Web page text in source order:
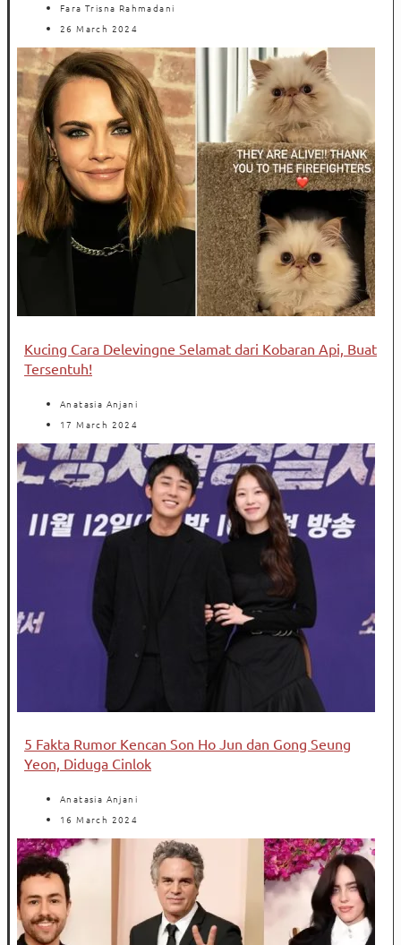
Fara Trisna Rahmadani
26 March 2024
Kucing Cara Delevingne Selamat dari Kobaran Api, Buat
Tersentuh!
Anatasia Anjani
17 March 2024
5 Fakta Rumor Kencan Son Ho Jun dan Gong Seung
Yeon, Diduga Cinlok
Anatasia Anjani
16 March 2024